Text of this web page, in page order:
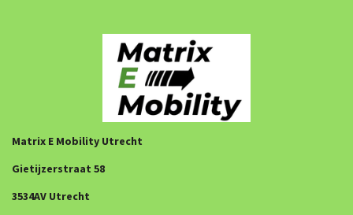
Matrix E Mobility Utrecht
Gietijzerstraat 58
3534AV Utrecht